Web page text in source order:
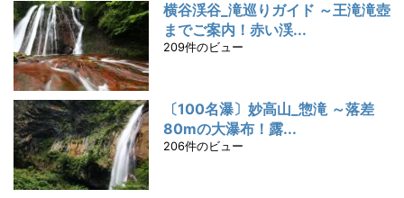
横谷渓谷_滝巡りガイド ～王滝滝壺
までご案内！赤い渓...
209件のビュー
〔100名瀑〕妙高山_惣滝 ～落差
80mの大瀑布！露...
206件のビュー